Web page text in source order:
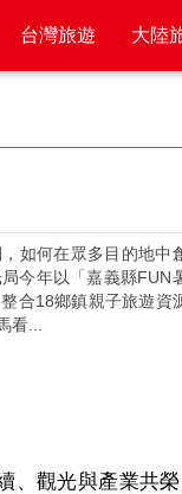
台灣旅遊 大陸
如何在眾多目的地中
今年以「嘉義縣FUN
合18鄉鎮親子旅遊資
看...
、觀光與產業共